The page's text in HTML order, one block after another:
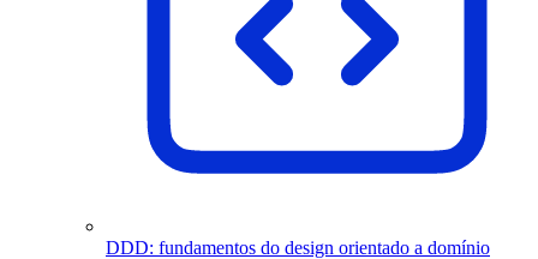
DDD: fundamentos do design orientado a domínio